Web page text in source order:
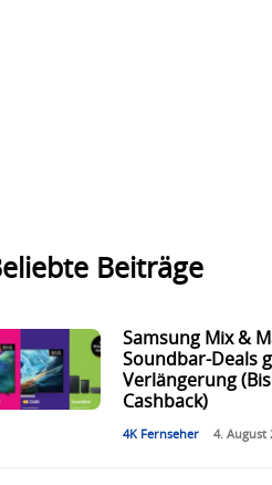
Beiträge
Samsung Mix &
Soundbar-Deals
Verlängerung
Cashback)
4K Fernseher 4. August